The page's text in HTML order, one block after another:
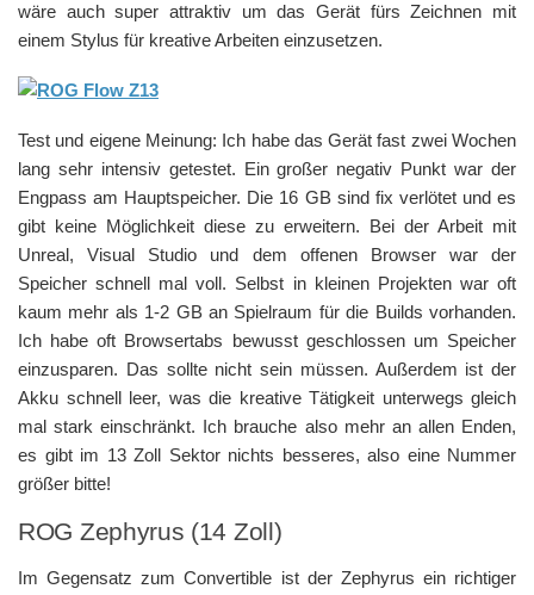
wäre auch super attraktiv um das Gerät fürs Zeichnen mit
einem Stylus für kreative Arbeiten einzusetzen.
Test und eigene Meinung: Ich habe das Gerät fast zwei Wochen
lang sehr intensiv getestet. Ein großer negativ Punkt war der
Engpass am Hauptspeicher. Die 16 GB sind fix verlötet und es
gibt keine Möglichkeit diese zu erweitern. Bei der Arbeit mit
Unreal, Visual Studio und dem offenen Browser war der
Speicher schnell mal voll. Selbst in kleinen Projekten war oft
kaum mehr als 1-2 GB an Spielraum für die Builds vorhanden.
Ich habe oft Browsertabs bewusst geschlossen um Speicher
einzusparen. Das sollte nicht sein müssen. Außerdem ist der
Akku schnell leer, was die kreative Tätigkeit unterwegs gleich
mal stark einschränkt. Ich brauche also mehr an allen Enden,
es gibt im 13 Zoll Sektor nichts besseres, also eine Nummer
größer bitte!
ROG Zephyrus (14 Zoll)
Im Gegensatz zum Convertible ist der Zephyrus ein richtiger